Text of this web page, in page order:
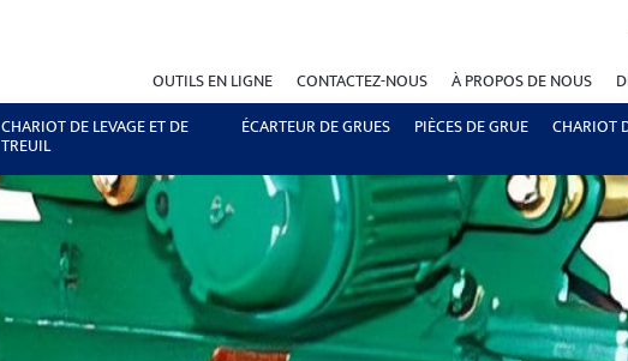
OUTILS EN LIGNE CONTACTEZ-NOUS À PROPOS DE NOUS
CHARIOT DE LEVAGE ET DE
TREUIL
ÉCARTEUR DE GRUES PIÈCES DE GRUE CHARIOT